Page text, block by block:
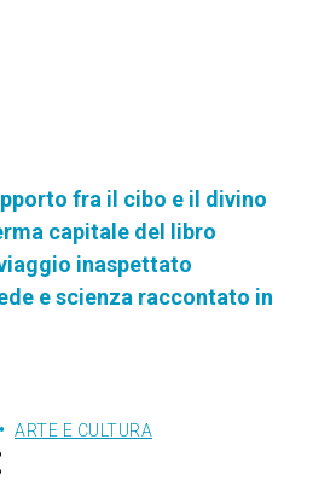
fra il cibo e il divino
capitale del libro
inaspettato
e scienza raccontato in
ARTE E CULTURA